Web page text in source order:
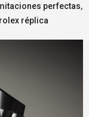
perfectas,
réplica